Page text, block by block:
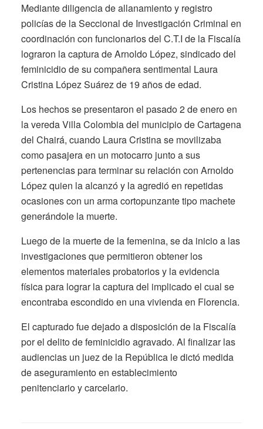
Mediante diligencia de allanamiento y registro
policías de la Seccional de Investigación Criminal en
coordinación con funcionarios del C.T.I de la Fiscalía
lograron la captura de Arnoldo López, sindicado del
feminicidio de su compañera sentimental Laura
Cristina López Suárez de 19 años de edad.
Los hechos se presentaron el pasado 2 de enero en
la vereda Villa Colombia del municipio de Cartagena
del Chairá, cuando Laura Cristina se movilizaba
como pasajera en un motocarro junto a sus
pertenencias para terminar su relación con Arnoldo
López quien la alcanzó y la agredió en repetidas
ocasiones con un arma cortopunzante tipo machete
generándole la muerte.
Luego de la muerte de la femenina, se da inicio a las
investigaciones que permitieron obtener los
elementos materiales probatorios y la evidencia
física para lograr la captura del implicado el cual se
encontraba escondido en una vivienda en Florencia.
El capturado fue dejado a disposición de la Fiscalía
por el delito de feminicidio agravado. Al finalizar las
audiencias un juez de la República le dictó medida
de aseguramiento en establecimiento
penitenciario y carcelario.